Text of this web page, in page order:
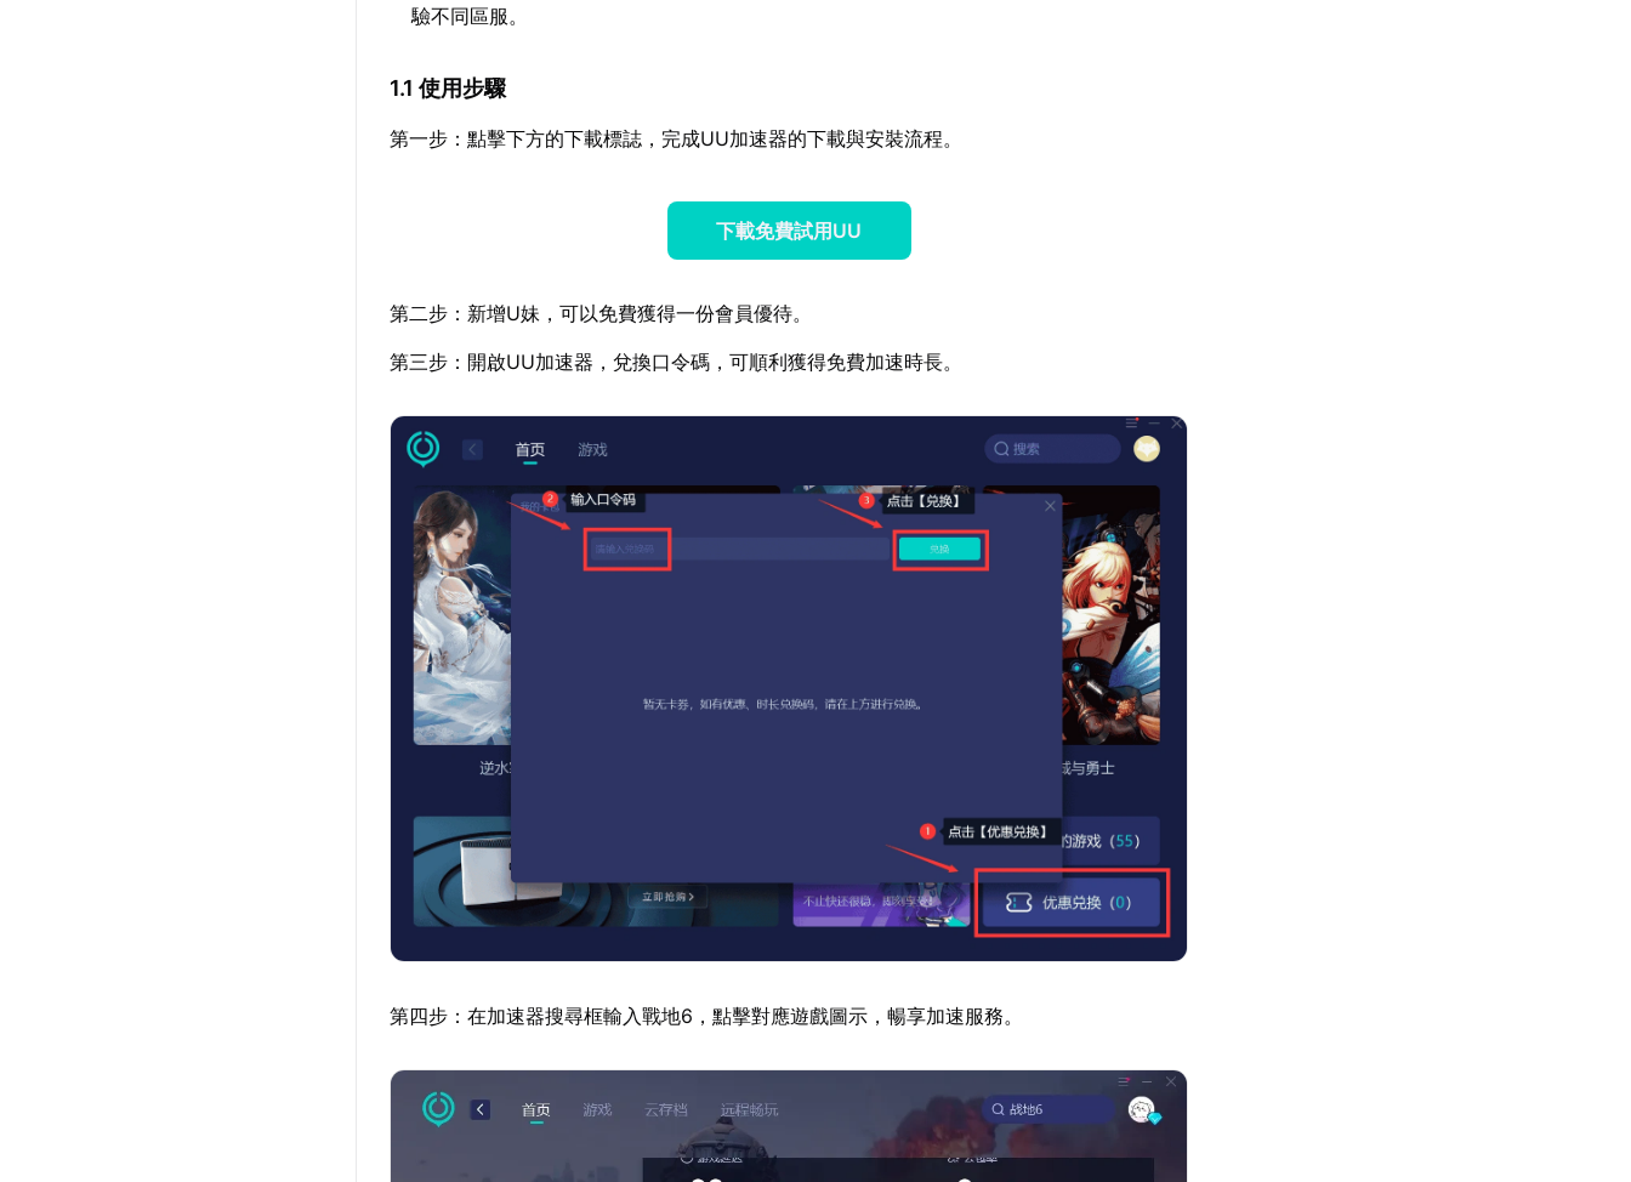
驗不同區服。
1.1 使用步驟
第一步：點擊下方的下載標誌，完成UU加速器的下載與安裝流程。
下載免費試用UU
第二步：新增U妹，可以免費獲得一份會員優待。
第三步：開啟UU加速器，兌換口令碼，可順利獲得免費加速時長。
第四步：在加速器搜尋框輸入戰地6，點擊對應遊戲圖示，暢享加速服務。